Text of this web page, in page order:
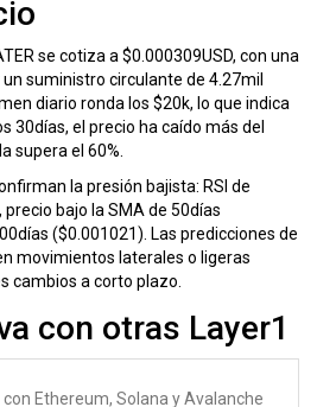
se cotiza a $0.000309USD, con una
suministro circulante de 4.27mil
diario ronda los $20k, lo que indica
30días, el precio ha caído más del
supera el 60%.
la presión bajista: RSI de
bajo la SMA de 50días
($0.001021). Las predicciones de
movimientos laterales o ligeras
cambios a corto plazo.
con otras Layer1
Ethereum, Solana y Avalanche